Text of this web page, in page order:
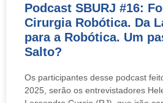
Podcast SBURJ #16:
Cirurgia Robótica. Da
para a Robótica. Um
Salto?
Os participantes desse podcast
2025, serão os entrevistadores